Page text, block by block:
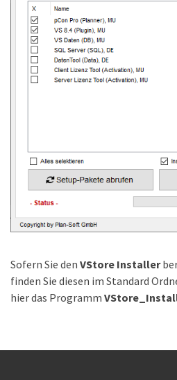
Sofern Sie den VStore Installer
finden Sie diesen im Standard
hier das Programm